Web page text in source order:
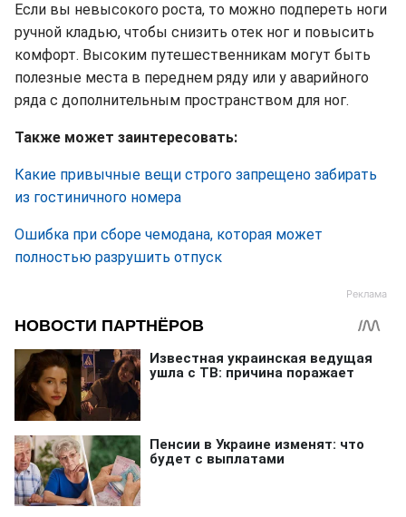
Если вы невысокого роста, то можно подпереть ноги
ручной кладью, чтобы снизить отек ног и повысить
комфорт. Высоким путешественникам могут быть
полезные места в переднем ряду или у аварийного
ряда с дополнительным пространством для ног.
Также может заинтересовать:
Какие привычные вещи строго запрещено забирать
из гостиничного номера
Ошибка при сборе чемодана, которая может
полностью разрушить отпуск